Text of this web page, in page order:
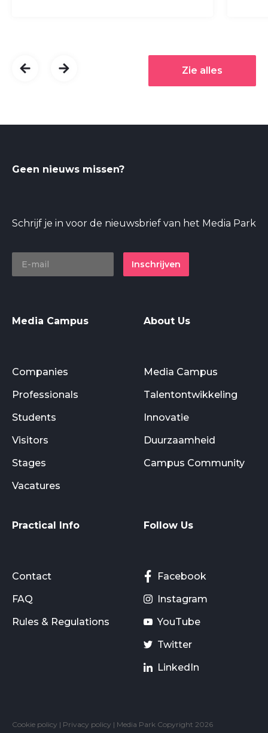
Zie alles
Geen nieuws missen?
Schrijf je in voor de nieuwsbrief van het Media Park
Inschrijven
Media Campus
Companies
Professionals
Students
Visitors
Stages
Vacatures
About Us
Media Campus
Talentontwikkeling
Innovatie
Duurzaamheid
Campus Community
Practical Info
Contact
FAQ
Rules & Regulations
Follow Us
Facebook
Instagram
YouTube
Twitter
LinkedIn
Cookie policy | Privacy policy | Media Park Copyright 2026